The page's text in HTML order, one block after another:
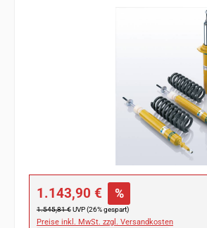
Verkaufspreis:
1.143,90 € %
Regulärer Preis:
1.545,81 €UVP (26% gespart)
Preise inkl. MwSt. zzgl. Versandkosten